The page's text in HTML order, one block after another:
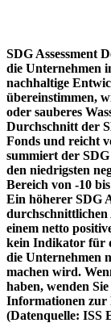
SDG Assessment
die Unternehmen
nachhaltige
übereinstimmen,
oder sauberes
Durchschnitt der
Fonds und reicht
summiert der
den niedrigsten
Bereich von -10
Ein höherer SDG
einem netto
kein Indikator für
die Unternehmen
machen wird.
haben, wenden
Informationen zur
(Datenquelle: ISS